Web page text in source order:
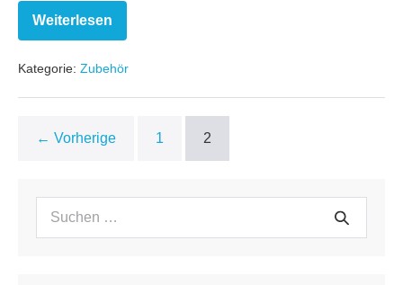
WeiterlesenZubehörtest:
Silicon
&
Strap
Kategorie: Zubehör
← Vorherige 1 2
Suchen
Suche